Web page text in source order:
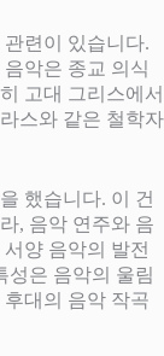
련이 있습니다.
악은 종교 의식
고대 그리스에서
스와 같은 철학자
했습니다. 이 건
, 음악 연주와 음
양 음악의 발전
성은 음악의 울림
대의 음악 작곡